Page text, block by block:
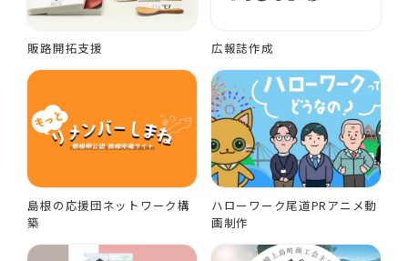
販路開拓支援 広報誌作成
島根の応援団ネットワーク構
築
ハローワーク尾道PRアニメ動
画制作